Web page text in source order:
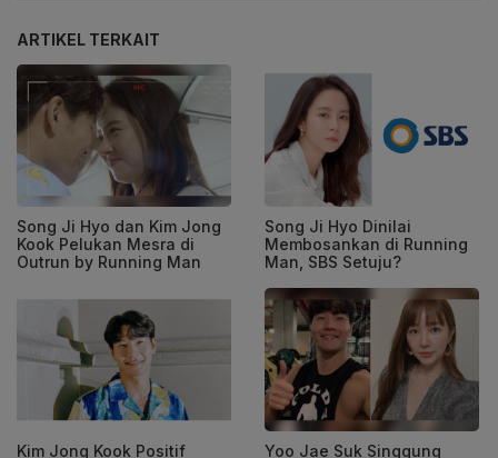
ARTIKEL TERKAIT
Song Ji Hyo dan Kim Jong
Kook Pelukan Mesra di
Outrun by Running Man
Song Ji Hyo Dinilai
Membosankan di Running
Man, SBS Setuju?
Kim Jong Kook Positif Yoo Jae Suk Singgung